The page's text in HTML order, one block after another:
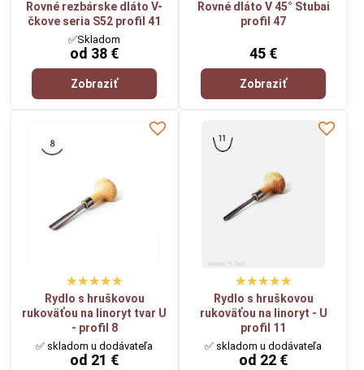
Rovné rezbárske dláto V-
čkove seria S52 profil 41
✅Skladom
od 38 €
Zobraziť
Rovné dláto V 45° Stubai
profil 47
45 €
Zobraziť
Rydlo s hruškovou
rukoväťou na linoryt tvar U
- profil 8
✅ skladom u dodávateľa
od 21 €
Rydlo s hruškovou
rukoväťou na linoryt - U
profil 11
✅ skladom u dodávateľa
od 22 €